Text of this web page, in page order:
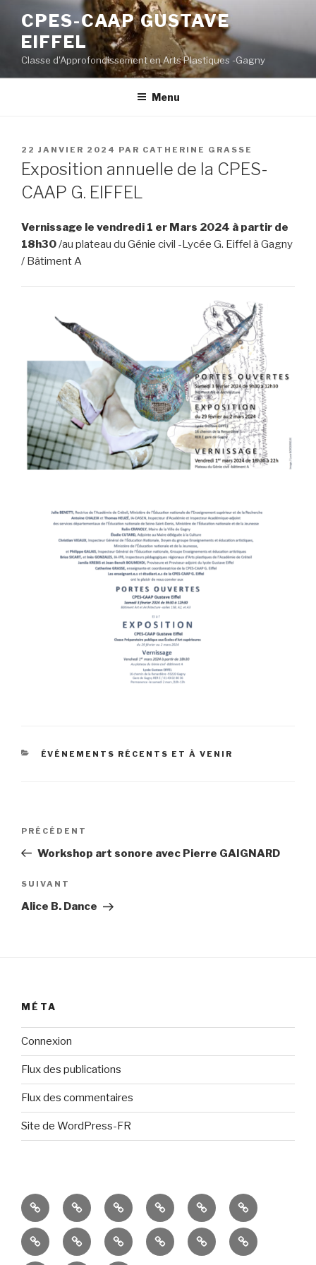
contenu
principal
CPES-CAAP GUSTAVE
EIFFEL
Classe d'Approfondissement en Arts Plastiques -Gagny
Menu
PUBLIÉ
LE
22 JANVIER 2024 PAR CATHERINE GRASSE
Exposition annuelle de la CPES-
CAAP G. EIFFEL
Vernissage le vendredi 1 er Mars 2024 à partir de
18h30/au plateau du Génie civil -Lycée G. Eiffel à Gagny
/ Bâtiment A
CATÉGORIES
ÉVÉNEMENTS RÉCENTS ET À VENIR
Navigation
l’article
Article
précédent
PRÉCÉDENT
Workshop art sonore avec Pierre GAIGNARD
Article
suivant
SUIVANT
Alice B. Dance
MÉTA
Connexion
Flux des publications
Flux des commentaires
Site de WordPress-FR
PrésentationRésultatsPortes
Ouvertes
Espaces
de
travail
Ateliers
divers
Événements
récents
et
à
Productions
plastiques
Productions
plastiques
Productions
plastiques
Ateliers
-équipements
Candidater
à
Écoles
d’art